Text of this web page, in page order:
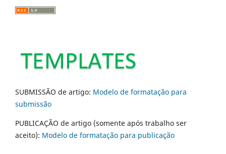
SUBMISSÃO de artigo: Modelo de formatação para
submissão
PUBLICAÇÃO de artigo (somente após trabalho ser
aceito): Modelo de formatação para publicação